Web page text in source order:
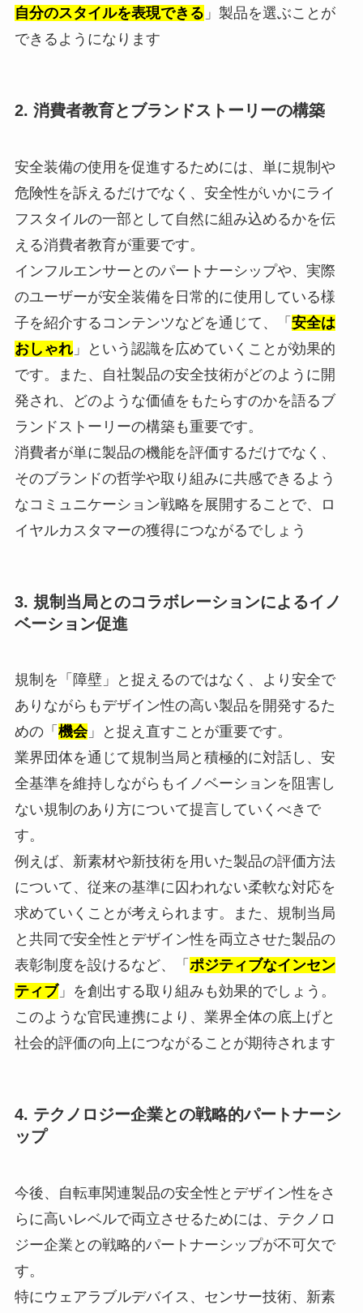
自分のスタイルを表現できる 」製品を選ぶことが
できるようになります
2. 消費者教育とブランドストーリーの構築
安全装備の使用を促進するためには、単に規制や
危険性を訴えるだけでなく、安全性がいかにライ
フスタイルの一部として自然に組み込めるかを伝
える消費者教育が重要です。
インフルエンサーとのパートナーシップや、実際
のユーザーが安全装備を日常的に使用している様
子を紹介するコンテンツなどを通じて、「 安全は
おしゃれ」という認識を広めていくことが効果的
です。また、自社製品の安全技術がどのように開
発され、どのような価値をもたらすのかを語るブ
ランドストーリーの構築も重要です。
消費者が単に製品の機能を評価するだけでなく、
そのブランドの哲学や取り組みに共感できるよう
なコミュニケーション戦略を展開することで、ロ
イヤルカスタマーの獲得につながるでしょう
3. 規制当局とのコラボレーションによるイノ
ベーション促進
規制を「障壁」と捉えるのではなく、より安全で
ありながらもデザイン性の高い製品を開発するた
めの「 機会」と捉え直すことが重要です。
業界団体を通じて規制当局と積極的に対話し、安
全基準を維持しながらもイノベーションを阻害し
ない規制のあり方について提言していくべきで
す。
例えば、新素材や新技術を用いた製品の評価方法
について、従来の基準に囚われない柔軟な対応を
求めていくことが考えられます。また、規制当局
と共同で安全性とデザイン性を両立させた製品の
表彰制度を設けるなど、「 ポジティブなインセン
ティブ」を創出する取り組みも効果的でしょう。
このような官民連携により、業界全体の底上げと
社会的評価の向上につながることが期待されます
4. テクノロジー企業との戦略的パートナーシ
ップ
今後、自転車関連製品の安全性とデザイン性をさ
らに高いレベルで両立させるためには、テクノロ
ジー企業との戦略的パートナーシップが不可欠で
す。
特にウェアラブルデバイス、センサー技術、新素